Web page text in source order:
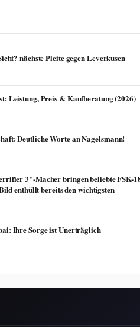
nächste Pleite gegen Leverkusen
Leistung, Preis & Kaufberatung (2026)
Deutliche Worte an Nagelsmann!
3"-Macher bringen beliebte FSK-
enthüllt bereits den wichtigsten
Ihre Sorge ist Unerträglich